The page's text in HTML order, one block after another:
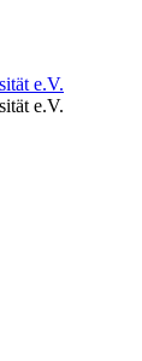
e.V.
e.V.